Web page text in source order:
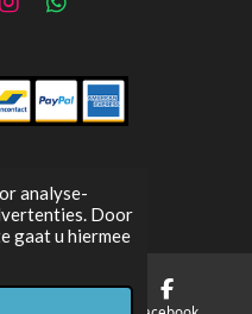
analyse-
Door
gaat u hiermee
I
t
a
g
W
t
s
A